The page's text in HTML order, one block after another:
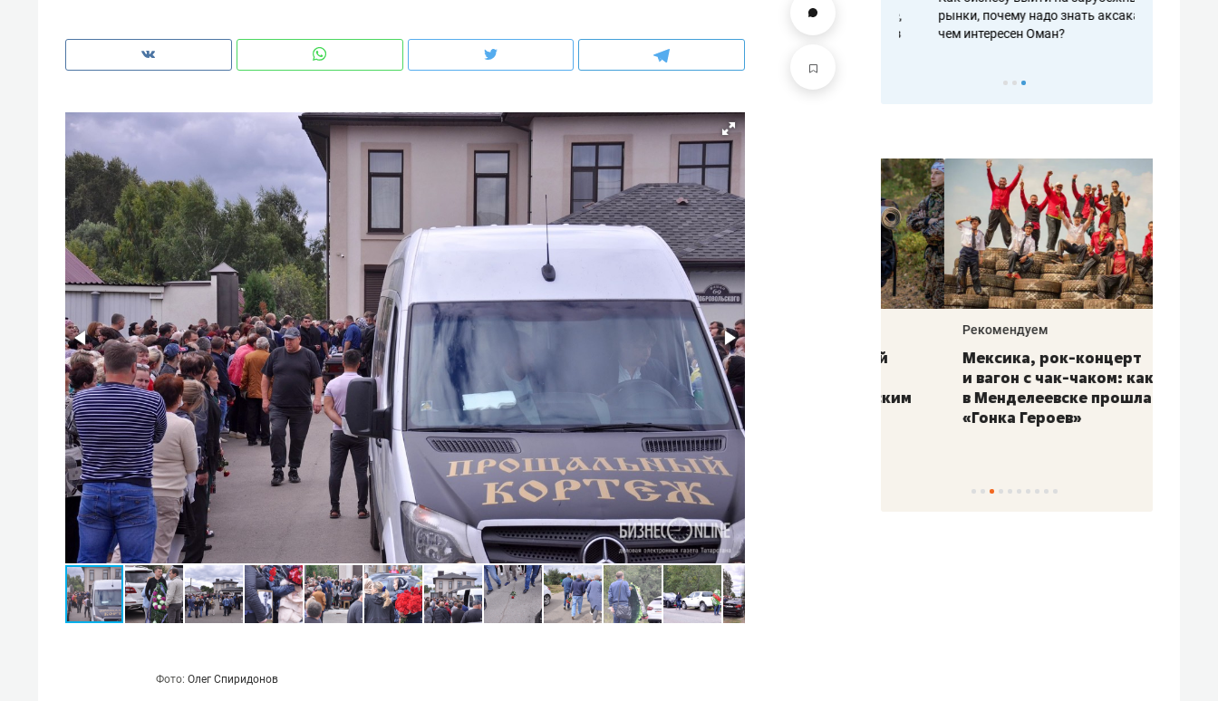
Фото: Олег Спиридонов
школьной формы о контрафакте,
рынки, почему надо знать аксакалов и
чем интересен Оман?
Рекомендуем
Как ГК «МИР ГРУПП» и ВТБ
создают оазис жилого
комфорта под Казанью
Рекомендуем
150 камер до квартиры и Face
ID вместо ключа: какой будет
безопасность в ЖК «Нова»
Рекомендуем
Опыт выживания в дикой
природе, работа
с ментальным и физическим
состоянием как основа
антихрупких команд
Рекомендуем
Мексика, рок-концерт
и вагон с чак-чаком: как
в Менделеевске прошла
«Гонка Героев»